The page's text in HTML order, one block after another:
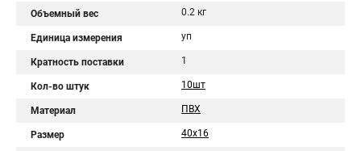
Объемный вес 0.2 кг
Единица измерения уп
Кратность поставки 1
Кол-во штук 10шт
Материал ПВХ
Размер 40х16